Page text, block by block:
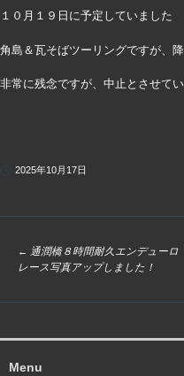
プ
１０月１９日に予定していました
角島＆瓦そばツーリングですが、
非常に残念ですが、中止とさせて
2025年10月17日
ナ
ゲ
ー
← 通潤橋８時間耐久エンデューロ
レース写真アップしました！
Menu